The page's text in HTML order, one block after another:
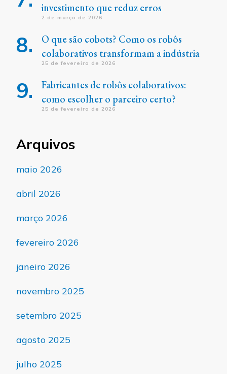
investimento que reduz erros
2 de março de 2026
O que são cobots? Como os robôs
colaborativos transformam a indústria
25 de fevereiro de 2026
Fabricantes de robôs colaborativos:
como escolher o parceiro certo?
25 de fevereiro de 2026
Arquivos
maio 2026
abril 2026
março 2026
fevereiro 2026
janeiro 2026
novembro 2025
setembro 2025
agosto 2025
julho 2025